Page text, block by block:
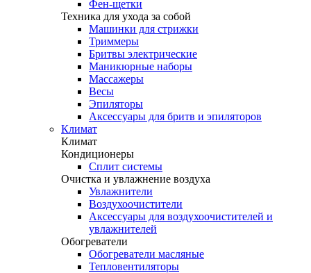
Фен-щетки
Техника для ухода за собой
Машинки для стрижки
Триммеры
Бритвы электрические
Маникюрные наборы
Массажеры
Весы
Эпиляторы
Аксессуары для бритв и эпиляторов
Климат
Климат
Кондиционеры
Сплит системы
Очистка и увлажнение воздуха
Увлажнители
Воздухоочистители
Аксессуары для воздухоочистителей и
увлажнителей
Обогреватели
Обогреватели масляные
Тепловентиляторы